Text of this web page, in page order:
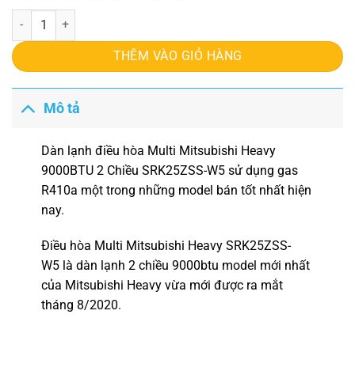
Điều hòa multi Mitsubishi Heavy 9000BTU 2 Chiều SRK25ZSS-W5
THÊM VÀO GIỎ HÀNG
Mô tả
Dàn lạnh điều hòa Multi Mitsubishi Heavy
9000BTU 2 Chiều SRK25ZSS-W5sử dụng gas
R410a một trong những model bán tốt nhất hiện
nay.
Điều hòa Multi Mitsubishi Heavy SRK25ZSS-
W5 là dàn lạnh 2 chiều 9000btu model mới nhất
của Mitsubishi Heavy vừa mới được ra mắt
tháng 8/2020.